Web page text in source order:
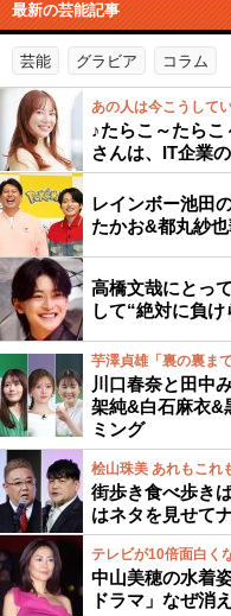
最新の芸能記事
芸能 グラビア コラム
あの人は今こうして
♪たらこ～たら
さんは、IT企業
レインボー池田
たかお&都丸紗
高橋文哉にとっ
して“絶対に負
芋澤貞雄「裏の裏ま
川口春奈と田中
架純&白石麻衣&
ミング
桧山珠美 あれもこれ
街歩き食べ歩き
はネタを見せて
テレビが10倍面白く
中山美穂の水着
ドラマ」なぜ消